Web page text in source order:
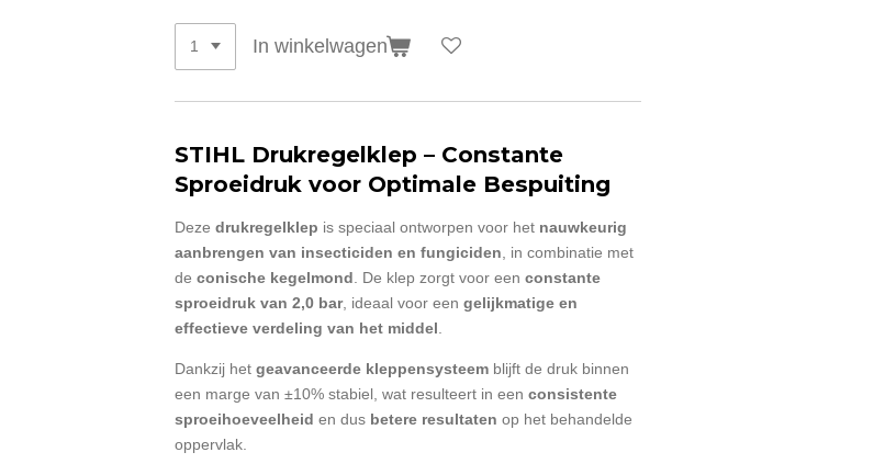
In winkelwagen
STIHL Drukregelklep – Constante
Sproeidruk voor Optimale Bespuiting
Deze drukregelklep is speciaal ontworpen voor het nauwkeurig
aanbrengen van insecticiden en fungiciden, in combinatie met
de conische kegelmond. De klep zorgt voor een constante
sproeidruk van 2,0 bar, ideaal voor een gelijkmatige en
effectieve verdeling van het middel.
Dankzij het geavanceerde kleppensysteem blijft de druk binnen
een marge van ±10% stabiel, wat resulteert in een consistente
sproeihoeveelheid en dus betere resultaten op het behandelde
oppervlak.